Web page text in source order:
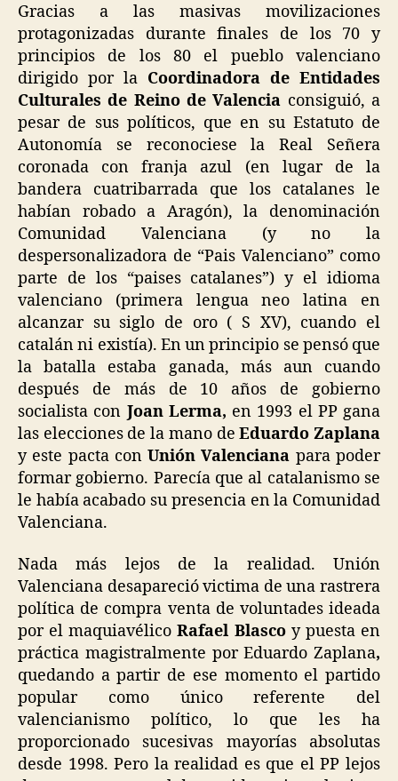
Gracias a las masivas movilizaciones
protagonizadas durante finales de los 70 y
principios de los 80 el pueblo valenciano
dirigido por la Coordinadora de Entidades
Culturales de Reino de Valencia consiguió, a
pesar de sus políticos, que en su Estatuto de
Autonomía se reconociese la Real Señera
coronada con franja azul (en lugar de la
bandera cuatribarrada que los catalanes le
habían robado a Aragón), la denominación
Comunidad Valenciana (y no la
despersonalizadora de “Pais Valenciano” como
parte de los “paises catalanes”) y el idioma
valenciano (primera lengua neo latina en
alcanzar su siglo de oro ( S XV), cuando el
catalán ni existía). En un principio se pensó que
la batalla estaba ganada, más aun cuando
después de más de 10 años de gobierno
socialista con Joan Lerma, en 1993 el PP gana
las elecciones de la mano deEduardo Zaplana
y este pacta conUnión Valenciana para poder
formar gobierno. Parecía que al catalanismo se
le había acabado su presencia en la Comunidad
Valenciana.
Nada más lejos de la realidad. Unión
Valenciana desapareció victima de una rastrera
política de compra venta de voluntades ideada
por el maquiavélicoRafael Blasco y puesta en
práctica magistralmente por Eduardo Zaplana,
quedando a partir de ese momento el partido
popular como único referente del
valencianismo político, lo que les ha
proporcionado sucesivas mayorías absolutas
desde 1998. Pero la realidad es que el PP lejos